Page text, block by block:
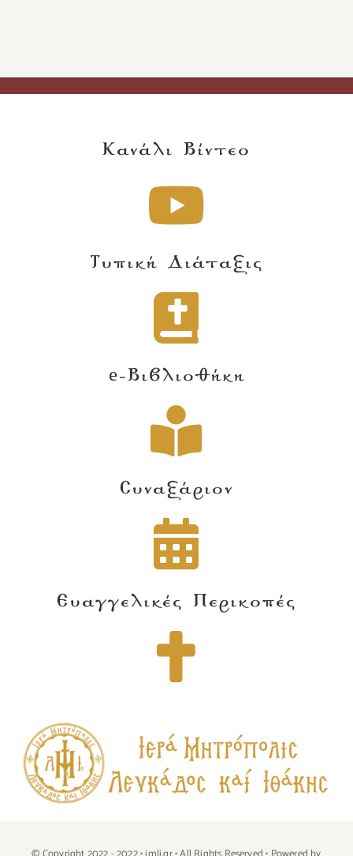
Κανάλι Βίντεο
Τυπική Διάταξις
e-Βιβλιοθήκη
Συναξάριον
Ευαγγελικές Περικοπές